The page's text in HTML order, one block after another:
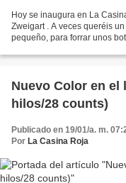
Hoy se inaugura en La
Zweigart . A veces queréis
pequeño, para forrar unos
Nuevo Color en el
hilos/28 counts)
Publicado en 19/01/a. m.
Por La Casina Roja